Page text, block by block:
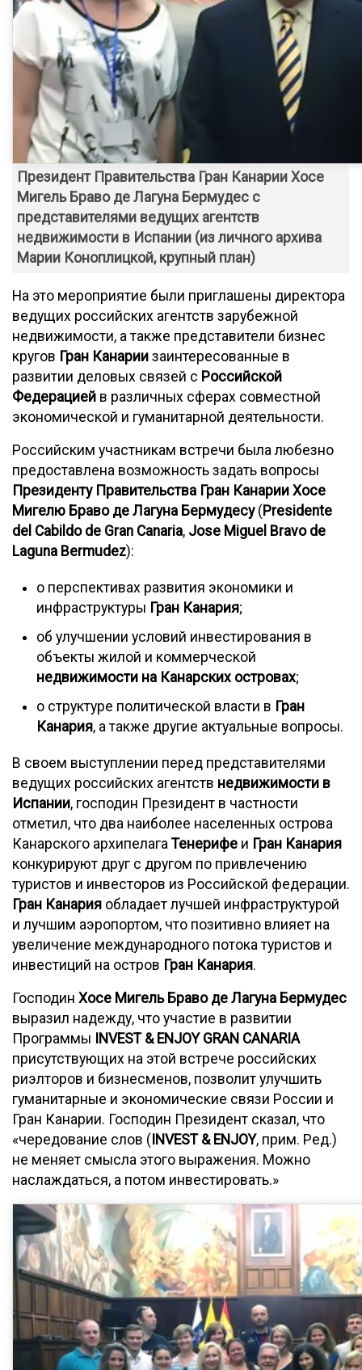
Президент Правительства Гран Канарии Хосе
Мигель Браво де Лагуна Бермудес с
представителями ведущих агентств
недвижимости в Испании (из личного архива
Марии Коноплицкой, крупный план)
На это мероприятие были приглашены директора
ведущих российских агентств зарубежной
недвижимости, а также представители бизнес
кругов Гран Канарии заинтересованные в
развитии деловых связей с Российской
Федерацией в различных сферах совместной
экономической и гуманитарной деятельности.
Российским участникам встречи была любезно
предоставлена возможность задать вопросы
Президенту Правительства Гран Канарии Хосе
Мигелю Браво де Лагуна Бермудесу(Presidente
del Cabildo de Gran Canaria, Jose Miguel Bravo de
Laguna Bermudez):
о перспективах развития экономики и
инфраструктуры Гран Канария;
об улучшении условий инвестирования в
объекты жилой и коммерческой
недвижимости на Канарских островах;
о структуре политической власти в Гран
Канария, а также другие актуальные вопросы.
В своем выступлении перед представителями
ведущих российских агентств недвижимости в
Испании, господин Президент в частности
отметил, что два наиболее населенных острова
Канарского архипелага Тенерифе и Гран Канария
конкурируют друг с другом по привлечению
туристов и инвесторов из Российской федерации.
Гран Канария обладает лучшей инфраструктурой
и лучшим аэропортом, что позитивно влияет на
увеличение международного потока туристов и
инвестиций на остров Гран Канария.
Господин Хосе Мигель Браво де Лагуна Бермудес
выразил надежду, что участие в развитии
Программы INVEST & ENJOY GRAN CANARIA
присутствующих на этой встрече российских
риэлторов и бизнесменов, позволит улучшить
гуманитарные и экономические связи России и
Гран Канарии. Господин Президент сказал, что
«чередование слов (INVEST & ENJOY, прим. Ред.)
не меняет смысла этого выражения. Можно
наслаждаться, а потом инвестировать.»